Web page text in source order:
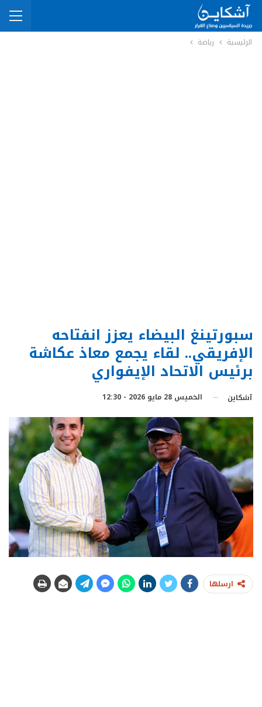
الرئيسية رياضة
سبورتينغ البيضاء يعزز انفتاحه
الإفريقي.. لقاء يجمع معاذ عكاشة
برئيس الاتحاد الإيفواري
آشكاين الخميس 28 مايو 2026 - 12:30
ارسلها